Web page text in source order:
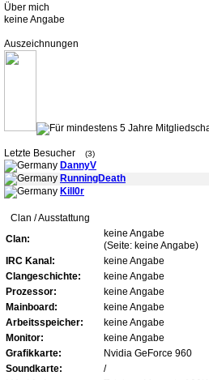
Über mich
keine Angabe
Auszeichnungen
Letzte Besucher (3)
DannyV
RunningDeath
Kill0r
Clan / Ausstattung
Clan:
keine Angabe
(Seite: keine Angabe)
IRC Kanal:
keine Angabe
Clangeschichte:
keine Angabe
Prozessor:
keine Angabe
Mainboard:
keine Angabe
Arbeitsspeicher:
keine Angabe
Monitor:
keine Angabe
Grafikkarte:
Nvidia GeForce 960
Soundkarte:
/